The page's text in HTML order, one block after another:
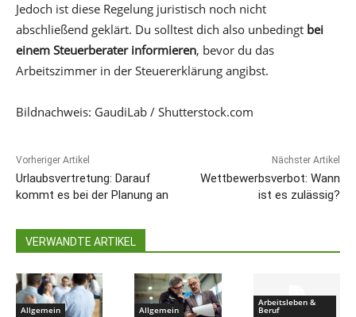
Jedoch ist diese Regelung juristisch noch nicht
abschließend geklärt. Du solltest dich also unbedingt bei
einem Steuerberater informieren, bevor du das
Arbeitszimmer in der Steuererklärung angibst.
Bildnachweis: GaudiLab / Shutterstock.com
Vorheriger Artikel
Urlaubsvertretung: Darauf
kommt es bei der Planung an
Nächster Artikel
Wettbewerbsverbot: Wann
ist es zulässig?
VERWANDTE ARTIKEL
Allgemein Allgemein
Arbeitsleben &
Beruf